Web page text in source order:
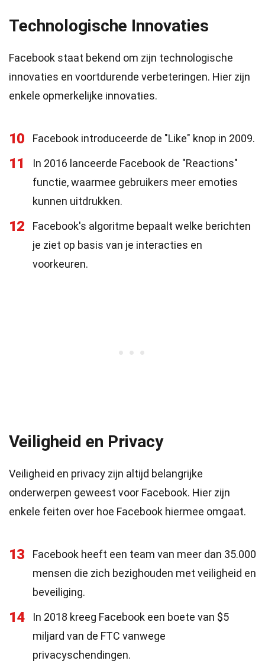
Technologische Innovaties
Facebook staat bekend om zijn technologische
innovaties en voortdurende verbeteringen. Hier zijn
enkele opmerkelijke innovaties.
10 Facebook introduceerde de "Like" knop in 2009.
11
In 2016 lanceerde Facebook de "Reactions"
functie, waarmee gebruikers meer emoties
kunnen uitdrukken.
12
Facebook's algoritme bepaalt welke berichten
je ziet op basis van je interacties en
voorkeuren.
Veiligheid en Privacy
Veiligheid en privacy zijn altijd belangrijke
onderwerpen geweest voor Facebook. Hier zijn
enkele feiten over hoe Facebook hiermee omgaat.
13
Facebook heeft een team van meer dan 35.000
mensen die zich bezighouden met veiligheid en
beveiliging.
14
In 2018 kreeg Facebook een boete van $5
miljard van de FTC vanwege
privacyschendingen.